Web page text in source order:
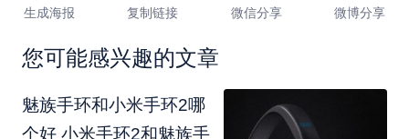
生成海报 复制链接 微信分享 微博分享
您可能感兴趣的文章
魅族手环和小米手环2哪
个好 小米手环2和魅族手